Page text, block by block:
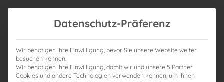
0
Gesamtpreis
Datenschutz-Präferenz
Wir benötigen Ihre Einwilligung, bevor Sie unsere Website weiter
besuchen können.
Wir benötigen Ihre Einwilligung, damit wir und unsere 5 Partner
Cookies und andere Technologien verwenden können, um Ihnen